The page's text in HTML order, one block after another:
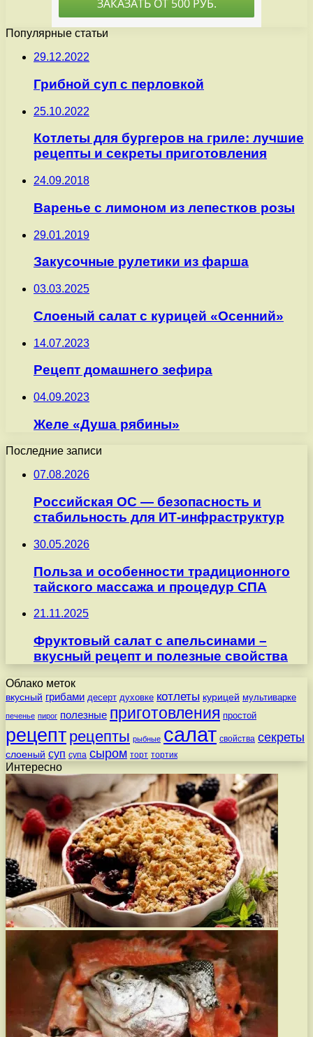
Популярные статьи
29.12.2022
Грибной суп с перловкой
25.10.2022
Котлеты для бургеров на гриле: лучшие
рецепты и секреты приготовления
24.09.2018
Варенье с лимоном из лепестков розы
29.01.2019
Закусочные рулетики из фарша
03.03.2025
Слоеный салат с курицей «Осенний»
14.07.2023
Рецепт домашнего зефира
04.09.2023
Желе «Душа рябины»
Последние записи
07.08.2026
Российская ОС — безопасность и
стабильность для ИТ-инфраструктур
30.05.2026
Польза и особенности традиционного
тайского массажа и процедур СПА
21.11.2025
Фруктовый салат с апельсинами –
вкусный рецепт и полезные свойства
Облако меток
вкусный грибами десерт духовке котлеты курицей мультиварке
печенье пирог полезные приготовления простой
рецепт рецепты рыбные салат свойства секреты
слоеный суп супа сыром торт тортик
Интересно